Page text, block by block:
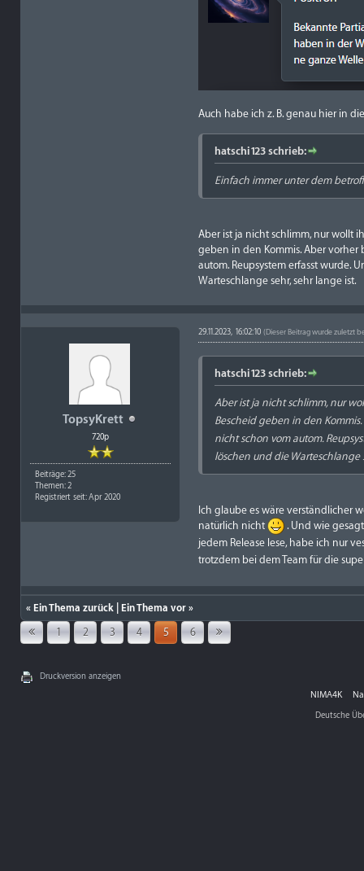
Auch habe ich z. B. genau hier in
hatschi123 schrieb:
Einfach immer unter dem
Aber ist ja nicht schlimm, nur wollt
geben in den Kommis. Aber vorher
autom. Reupsystem erfasst wurde.
Warteschlange sehr, sehr lange ist.
TopsyKrett
720p
Beiträge: 25
Themen: 2
Registriert seit: Apr 2020
29.11.2023, 16:02:10(Dieser Beitrag wurde zuletzt
hatschi123 schrieb:
Aber ist ja nicht schlimm, nur
Bescheid geben in den
nicht schon vom autom.
löschen und die Warteschlange
Ich glaube es wäre verständlicher
natürlich nicht
. Und wie
jedem Release lese, habe ich nur
trotzdem bei dem Team für die
« Ein Thema zurück Ein Thema vor »
1 2 3 4 5 6
Druckversion anzeigen
NIMA4K
Deutsche